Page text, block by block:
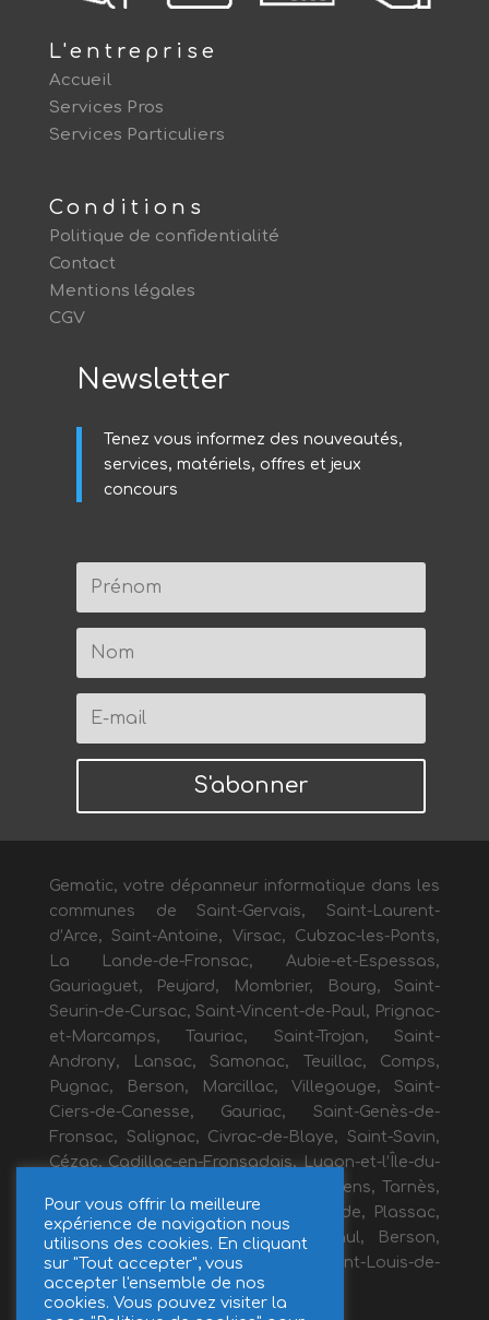
L'entreprise
Accueil
Services Pros
Services Particuliers
Conditions
Politique de confidentialité
Contact
Mentions légales
CGV
Newsletter
Tenez vous informez des nouveautés,
services, matériels, offres et jeux
concours
S'abonner
Gematic, votre dépanneur informatique dans les
communes de Saint-Gervais, Saint-Laurent-
d’Arce, Saint-Antoine, Virsac, Cubzac-les-Ponts,
La Lande-de-Fronsac, Aubie-et-Espessas,
Gauriaguet, Peujard, Mombrier, Bourg, Saint-
Seurin-de-Cursac, Saint-Vincent-de-Paul, Prignac-
et-Marcamps, Tauriac, Saint-Trojan, Saint-
Androny, Lansac, Samonac, Teuillac, Comps,
Pugnac, Berson, Marcillac, Villegouge, Saint-
Ciers-de-Canesse, Gauriac, Saint-Genès-de-
Fronsac, Salignac, Civrac-de-Blaye, Saint-Savin,
Cézac, Cadillac-en-Fronsadais, Lugon-et-l’Île-du-
Carnay, Galgon, Marsas, Saint-Mariens, Tarnès,
Cavignac, Saugon, Bayon-sur-Gironde, Plassac,
Générac, Anglade, Fours, Saint-Paul, Berson,
Béchac-et-Caillau, Ambès, Saint-Louis-de-
Montferrand.
Pour vous offrir la meilleure
expérience de navigation nous
utilisons des cookies. En cliquant
sur "Tout accepter", vous
accepter l'ensemble de nos
cookies. Vous pouvez visiter la